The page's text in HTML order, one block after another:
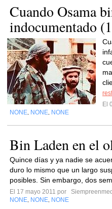
Cuando Osama
indocumentado
El
NONE NONE NONE
Bin Laden en el
Quince días y ya nadie se
duro lo mismo que un largo
posibles. Sin embargo, dos
El 17 mayo 2011 por
NONE NONE NONE